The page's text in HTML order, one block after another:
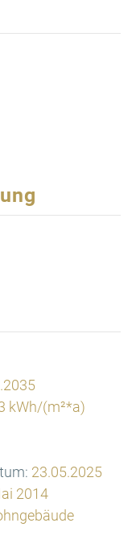
kWh/(m²*a)
23.05.2025
2014